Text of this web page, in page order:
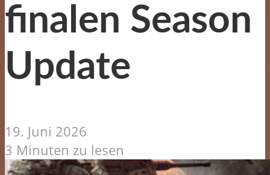
finalen Season
Update
19. Juni 2026
3 Minuten zu lesen